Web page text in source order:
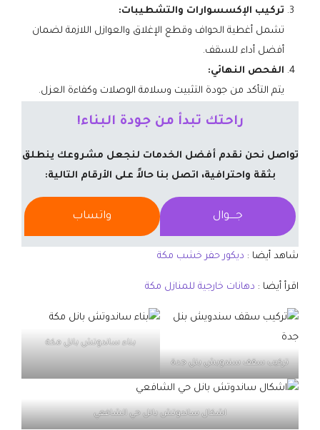
تركيب الإكسسوارات والتشطيبات:
تشمل أغطية الحواف وقطع الإغلاق والعوازل اللازمة لضمان
أفضل أداء للسقف.
الفحص النهائي:
يتم التأكد من جودة التثبيت وسلامة الوصلات وكفاءة العزل.
راحتك تبدأ من جودة البناء!
تواصل نحن نقدم أفضل الخدمات لنجعل مشروعك ينطلق
بثقة واحترافية، اتصل بنا حالاً على الأرقام التالية:
جــــوال واتساب
شاهد أيضا : ديكور حفر خشب مكة
اقرأ أيضا : دهانات خارجية للمنازل مكة
تركيب سقف سندويش بنل جدة
بناء ساندوتش بانل مكة
اشكال ساندوتش بانل حي الشافعي